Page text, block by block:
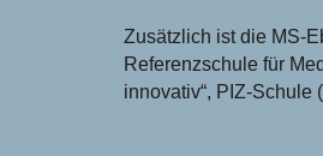
Zusätzlich ist die MS-
Referenzschule für
innovativ“, PIZ-